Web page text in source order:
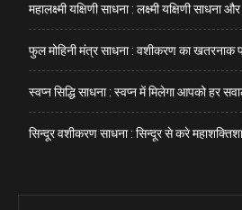
महालक्ष्मी यक्षिणी साधना : लक्ष्मी यक्षिणी साधना और
फुल मोहिनी मंत्र साधना : वशीकरण का खतरनाक
स्वप्न सिद्धि साधना : स्वप्न में मिलेगा आपको हर
सिन्दूर वशीकरण साधना : सिन्दूर से करे